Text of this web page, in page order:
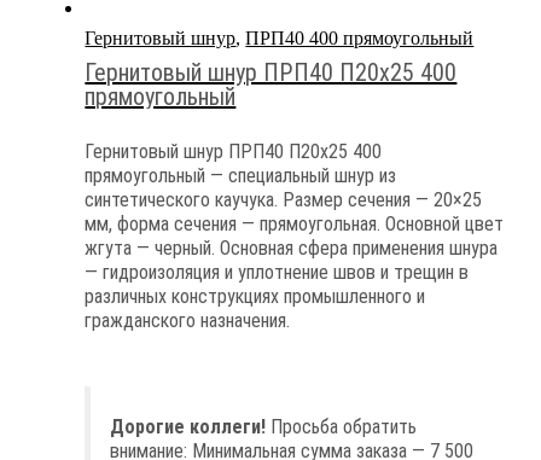
Гернитовый шнур,ПРП40 400 прямоугольный
Гернитовый шнур ПРП40 П20х25 400
прямоугольный
Гернитовый шнур ПРП40 П20х25 400
прямоугольный — специальный шнур из
синтетического каучука. Размер сечения — 20×25
мм, форма сечения — прямоугольная. Основной цвет
жгута — черный. Основная сфера применения шнура
— гидроизоляция и уплотнение швов и трещин в
различных конструкциях промышленного и
гражданского назначения.
Дорогие коллеги! Просьба обратить
внимание: Минимальная сумма заказа — 7 500